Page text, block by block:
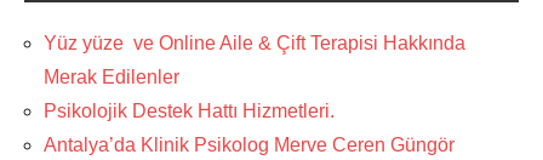
Yüz yüze ve Online Aile & Çift Terapisi Hakkında
Merak Edilenler
Psikolojik Destek Hattı Hizmetleri.
Antalya’da Klinik Psikolog Merve Ceren Güngör